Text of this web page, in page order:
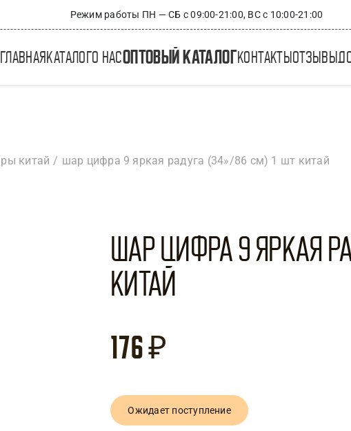
Режим работы ПН — СБ с 09:00-21:00, ВС с 10:00-21:00
главная каталого насоптовый каталогконтакты отзывы
китай шар цифра 9 яркая радуга (34»/86 см) 1 шт китай
Шар Цифра 9 Яркая
Китай
176₽
Ожидает поступление